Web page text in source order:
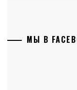
МЫ В